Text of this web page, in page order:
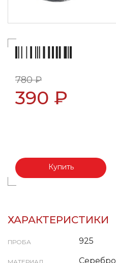
780 ₽
390 ₽
Купить
ХАРАКТЕРИСТИКИ
ПРОБА 925
Серебро